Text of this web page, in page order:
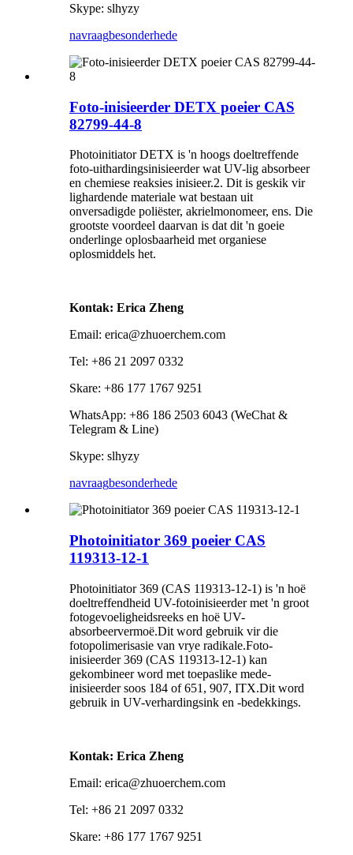
Skype: slhyzy
navraagbesonderhede
Foto-inisieerder DETX poeier CAS
82799-44-8
Photoinitiator DETX is 'n hoogs doeltreffende
foto-uithardingsinisieerder wat UV-lig absorbeer
en chemiese reaksies inisieer.2. Dit is geskik vir
lighardende materiale wat bestaan ​​uit
onversadigde poliëster, akrielmonomeer, ens. Die
grootste voordeel daarvan is dat dit 'n goeie
onderlinge oplosbaarheid met organiese
oplosmiddels het.
Kontak: Erica Zheng
Email: erica@zhuoerchem.com
Tel: +86 21 2097 0332
Skare: +86 177 1767 9251
WhatsApp: +86 186 2503 6043 (WeChat &
Telegram & Line)
Skype: slhyzy
navraagbesonderhede
Photoinitiator 369 poeier CAS
119313-12-1
Photoinitiator 369 (CAS 119313-12-1) is 'n hoë
doeltreffendheid UV-fotoinisieerder met 'n groot
fotogevoeligheidsreeks en hoë UV-
absorbeervermoë.Dit word gebruik vir die
fotopolimerisasie van vrye radikale.Foto-
inisieerder 369 (CAS 119313-12-1) kan
gekombineer word met toepaslike mede-
inisieerder soos 184 of 651, 907, ITX.Dit word
gebruik in UV-verhardingsink en -bedekkings.
Kontak: Erica Zheng
Email: erica@zhuoerchem.com
Tel: +86 21 2097 0332
Skare: +86 177 1767 9251